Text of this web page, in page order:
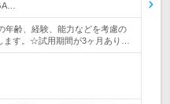
年齢、経験、能力などを考慮の
ます。☆試用期間が3ヶ月あり…